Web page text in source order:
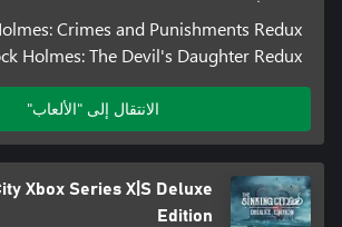
Crimes and Punishments Redux
Holmes: The Devil's Daughter Redux
الانتقال إلى "الألعاب"
Xbox Series X|S Deluxe
Edition